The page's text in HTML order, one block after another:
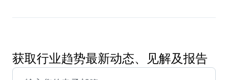
获取行业趋势最新动态、见解及报告